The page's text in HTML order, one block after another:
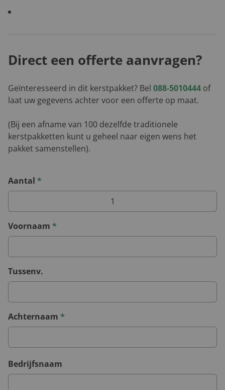
Direct een offerte aanvragen?
Geïnteresseerd in dit kerstpakket? Bel 088-5010444 of
laat uw gegevens achter voor een offerte op maat.
(Bij een afname van 100 dezelfde traditionele
kerstpakketten kunt u geheel naar eigen wens het
pakket samenstellen).
Aantal *
Voornaam *
Tussenv.
Achternaam *
Bedrijfsnaam